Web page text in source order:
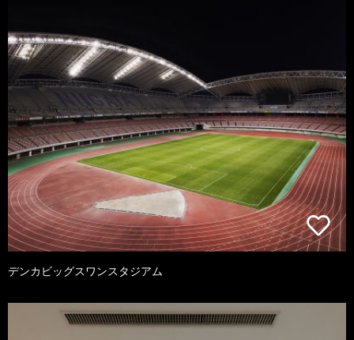
デンカビッグスワンスタジアム